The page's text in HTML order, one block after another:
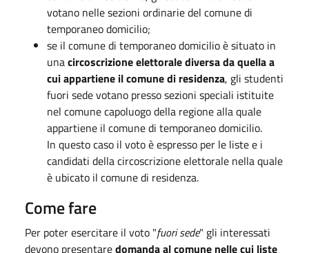
votano nelle sezioni ordinarie del comune di
temporaneo domicilio;
se il comune di temporaneo domicilio è situato in
unacircoscrizione elettorale diversa da quella a
cui appartiene il comune di residenza, gli studenti
fuori sede votano presso sezioni speciali istituite
nel comune capoluogo della regione alla quale
appartiene il comune di temporaneo domicilio.
In questo caso il voto è espresso per le liste e i
candidati della circoscrizione elettorale nella quale
è ubicato il comune di residenza.
Come fare
Per poter esercitare il voto "fuori sede" gli interessati
devono presentaredomanda al comune nelle cui liste